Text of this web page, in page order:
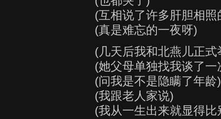
(互相说了许多肝胆相照
(真是难忘的一夜呀)
(几天后我和北燕儿正式
(她父母单独找我谈了一
(问我是不是隐瞒了年龄)
(我跟老人家说)
(我从一生出来就显得比